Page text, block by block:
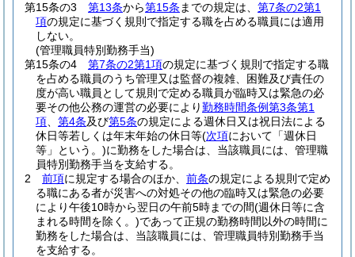
第15条の3
第13条から第15条 までの規定は、 第7条の2第1
項の規定に基づく規則で指定する職を占める職員には適用
しない。
(管理職員特別勤務手当)
第15条の4
第7条の2第1項の規定に基づく規則で指定する職
を占める職員のうち管理又は監督の複雑、困難及び責任の
度が高い職員として規則で定める職員が臨時又は緊急の必
要その他公務の運営の必要により勤務時間条例第3条第1
項
第4条及び第5条の規定による週休日又は祝日法による
休日等若しくは年末年始の休日等(次項において「週休日
等」という。)に勤務をした場合は、当該職員には、管理職
員特別勤務手当を支給する。
2
前項に規定する場合のほか、 前条の規定による規則で定め
る職にある者が災害への対処その他の臨時又は緊急の必要
により午後10時から翌日の午前5時までの間(週休日等に含
まれる時間を除く。)であって正規の勤務時間以外の時間に
勤務をした場合は、当該職員には、管理職員特別勤務手当
を支給する。